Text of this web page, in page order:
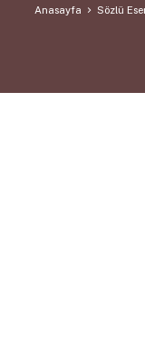
Anasayfa Sözlü